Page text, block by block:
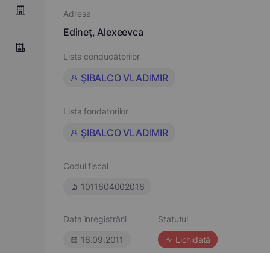
Adresa
Edineţ, Alexeevca
Lista conducătorilor
ŞIBALCO VLADIMIR
Lista fondatorilor
ŞIBALCO VLADIMIR
Codul fiscal
1011604002016
Data înregistrării
16.09.2011
Statutul
Lichidată